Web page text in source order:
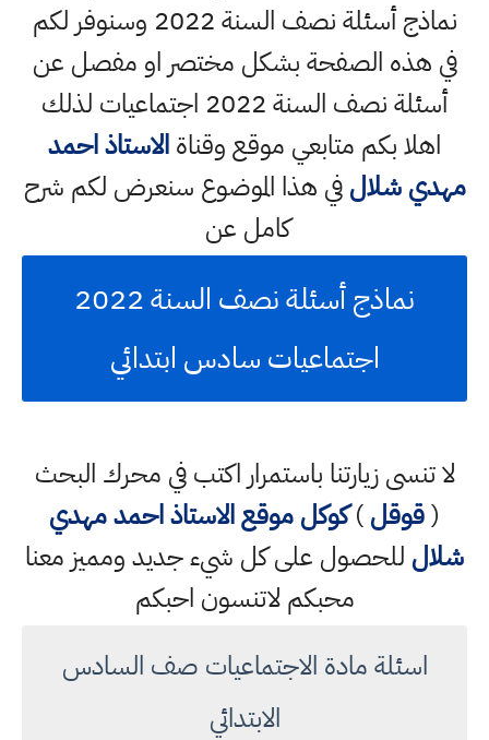
نماذج أسئلة نصف السنة 2022 وسنوفر لكم
في هذه الصفحة بشكل مختصر او مفصل عن
أسئلة نصف السنة 2022 اجتماعيات لذلك
اهلا بكم متابعي موقع وقناةالاستاذ احمد
مهدي شلالفي هذا الموضوع سنعرض لكم شرح
كامل عن
نماذج أسئلة نصف السنة 2022
اجتماعيات سادس ابتدائي
لا تنسى زيارتنا باستمرار اكتب في محرك البحث
(قوقل)كوكلموقع الاستاذ احمد مهدي
شلال للحصول على كل شيء جديد ومميز معنا
محبكم لاتنسون احبكم
اسئلة مادة الاجتماعيات صف السادس
الابتدائي